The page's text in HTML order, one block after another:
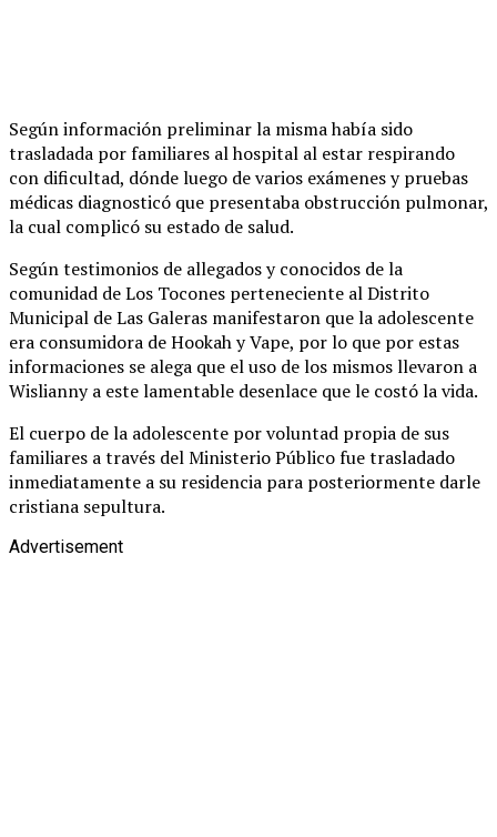
Según información preliminar la misma había sido
trasladada por familiares al hospital al estar respirando
con dificultad, dónde luego de varios exámenes y pruebas
médicas diagnosticó que presentaba obstrucción pulmonar,
la cual complicó su estado de salud.
Según testimonios de allegados y conocidos de la
comunidad de Los Tocones perteneciente al Distrito
Municipal de Las Galeras manifestaron que la adolescente
era consumidora de Hookah y Vape, por lo que por estas
informaciones se alega que el uso de los mismos llevaron a
Wislianny a este lamentable desenlace que le costó la vida.
El cuerpo de la adolescente por voluntad propia de sus
familiares a través del Ministerio Público fue trasladado
inmediatamente a su residencia para posteriormente darle
cristiana sepultura.
Advertisement